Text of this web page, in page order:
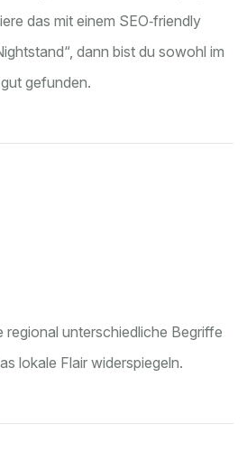
das mit einem SEO‑friendly
dann bist du sowohl im
gefunden.
regional unterschiedliche Begriffe
lokale Flair widerspiegeln.